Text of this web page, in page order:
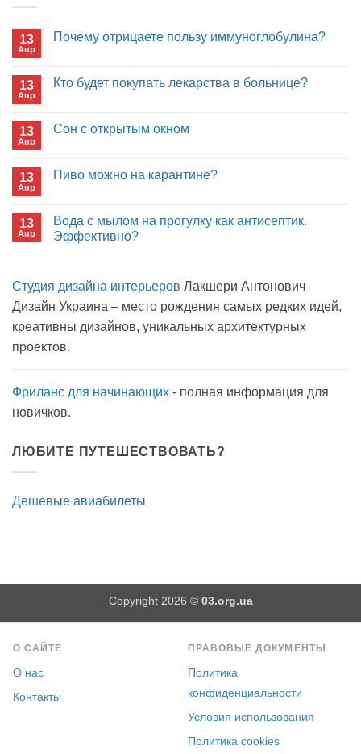
13
Апр
Почему отрицаете пользу иммуноглобулина?
Почему
13
Апр
Кто будет покупать лекарства в больнице?
Кто
в
13
Апр
Сон с открытым окном
Сон
13
Апр
Пиво можно на карантине?
Пиво
можно
13
Апр
Вода с мылом на прогулку как антисептик.
Эффективно?
Вода
мылом
прогулку
антисептик.
Студия дизайна интерьеров Лакшери Антонович
Дизайн Украина – место рождения самых редких идей,
креативны дизайнов, уникальных архитектурных
проектов.
Фриланс для начинающих - полная информация для
новичков.
ЛЮБИТЕ ПУТЕШЕСТВОВАТЬ?
Дешевые авиабилеты
Copyright 2026 © 03.org.ua
О САЙТЕ
О нас
Контакты
ПРАВОВЫЕ ДОКУМЕНТЫ
Политика
конфиденциальности
Условия использования
Политика cookies